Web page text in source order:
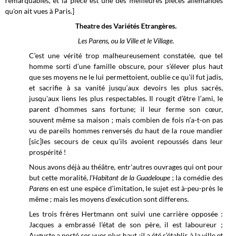
qu'on ait vues à Paris.]
Theatre des Variétés Etrangères.
Les Parens, ou la Ville et le Village.
C’est une vérité trop malheureusement constatée, que tel
homme sorti d’une famille obscure, pour s’élever plus haut
que ses moyens ne le lui permettoient, oublie ce qu’il fut jadis,
et sacrifie à sa vanité jusqu’aux devoirs les plus sacrés,
jusqu'aux liens les plus respectables. Il rougit d’être l’ami, le
parent d’hommes sans fortune; il leur ferme son cœur,
souvent même sa maison ; mais combien de fois n’a-t-on pas
vu de pareils hommes renversés du haut de la roue mandier
[sic]les secours de ceux qu’ils avoient repoussés dans leur
prospérité !
Nous avons déjà au théâtre, entr'autres ouvrages qui ont pour
but cette moralité,l'Habitant de la Guadeloupe ; la comédie des
Parensen est une espèce d’imitation, le sujet est à-peu-près le
même ; mais les moyens d’exécution sont differens.
Les trois frères Hertmann ont suivi une carrière opposée :
Jacques a embrassé l’état de son père, il est laboureur ;